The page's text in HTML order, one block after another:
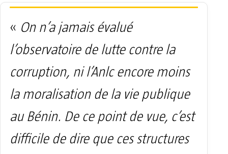
« On n’a jamais évalué
l’observatoire de lutte contre la
corruption, ni l’Anlc encore moins
la moralisation de la vie publique
au Bénin. De ce point de vue, c’est
difficile de dire que ces structures